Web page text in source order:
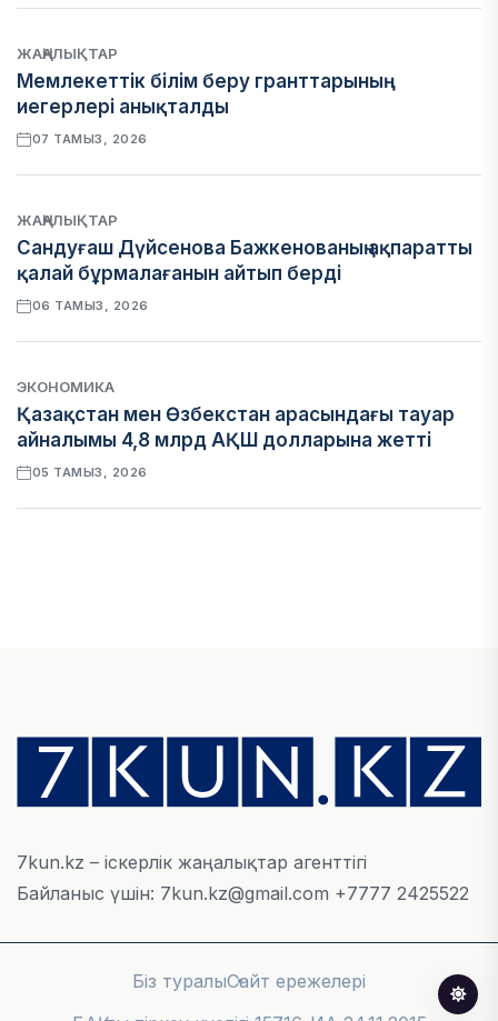
ЖАҢАЛЫҚТАР
Мемлекеттік білім беру гранттарының
иегерлері анықталды
07 ТАМЫЗ, 2026
ЖАҢАЛЫҚТАР
Сандуғаш Дүйсенова Бажкенованың ақпаратты
қалай бұрмалағанын айтып берді
06 ТАМЫЗ, 2026
ЭКОНОМИКА
Қазақстан мен Өзбекстан арасындағы тауар
айналымы 4,8 млрд АҚШ долларына жетті
05 ТАМЫЗ, 2026
БИЛІК
«Бәйтерек» холдингінің инвестициялық және
кредиттік портфелі 14,3 трлн теңгеге жетті
БЖЗҚ-дағы зейнетақы жинақтары 28,09 трлн
7kun.kz – іскерлік жаңалықтар агенттігі
Байланыс үшін: 7kun.kz@gmail.com +7777 2425522
Біз туралыСайт ережелері